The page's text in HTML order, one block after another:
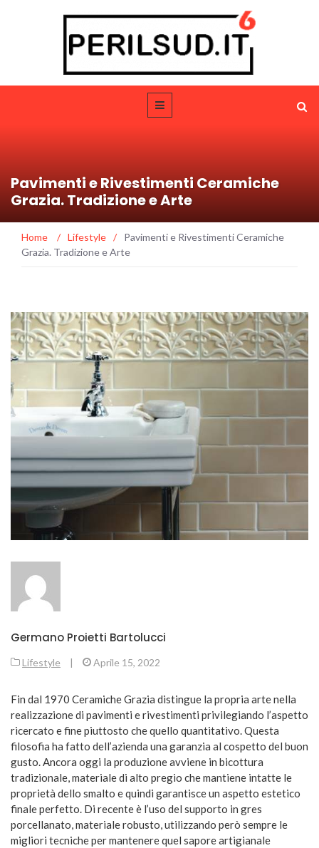
Pavimenti e Rivestimenti Ceramiche
Grazia. Tradizione e Arte
Home / Lifestyle /
Pavimenti e Rivestimenti Ceramiche
Grazia. Tradizione e Arte
Germano Proietti Bartolucci
Lifestyle | Aprile 15, 2022
Fin dal 1970 Ceramiche Grazia distingue la propria arte nella
realizzazione di pavimenti e rivestimenti privilegiando l’aspetto
ricercato e fine piuttosto che quello quantitativo. Questa
filosofia ha fatto dell’azienda una garanzia al cospetto del buon
gusto. Ancora oggi la produzione avviene in bicottura
tradizionale, materiale di alto pregio che mantiene intatte le
proprietà dello smalto e quindi garantisce un aspetto estetico
finale perfetto. Di recente è l’uso del supporto in gres
porcellanato, materiale robusto, utilizzando però sempre le
migliori tecniche per mantenere quel sapore artigianale